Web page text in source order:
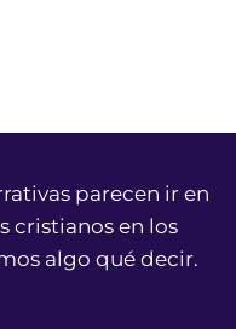
parecen ir en
cristianos en los
algo qué decir.